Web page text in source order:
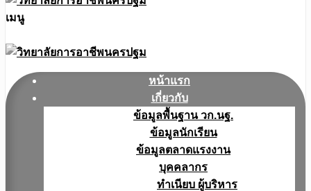
เมนู
หน้าแรก
เกี่ยวกับ
ข้อมูลพื้นฐาน วก.นฐ.
ข้อมูลนักเรียน
ข้อมูลตลาดแรงงาน
บุคคลากร
ทำเนียบ ผู้บริหาร